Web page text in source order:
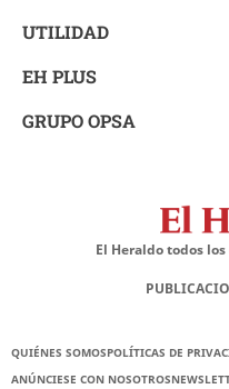
UTILIDAD
EH PLUS
GRUPO OPSA
El Heraldo todos
QUIÉNES SOMOSPOLÍTICAS DE
ANÚNCIESE CON NOSOTROS